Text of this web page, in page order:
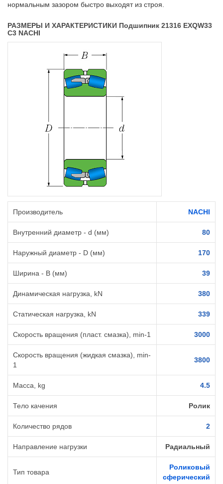
нормальным зазором быстро выходят из строя.
РАЗМЕРЫ И ХАРАКТЕРИСТИКИ Подшипник 21316 EXQW33
C3 NACHI
Производитель NACHI
Внутренний диаметр - d (мм) 80
Наружный диаметр - D (мм) 170
Ширина - B (мм) 39
Динамическая нагрузка, kN 380
Статическая нагрузка, kN 339
Скорость вращения (пласт. смазка), min-1 3000
Скорость вращения (жидкая смазка), min-
1
3800
Масса, kg 4.5
Тело качения Ролик
Количество рядов 2
Направление нагрузки Радиальный
Тип товара
Роликовый
сферический